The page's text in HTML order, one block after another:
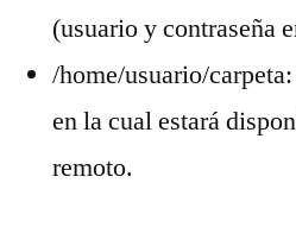
(usuario y contraseña
/home/usuario/
en la cual estará
remoto.